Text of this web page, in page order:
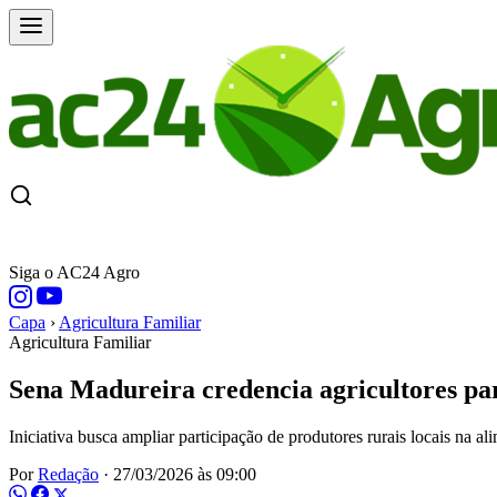
Siga o AC24 Agro
Capa › Agricultura Familiar
Agricultura Familiar
Sena Madureira credencia agricultores
Iniciativa busca ampliar participação de produtores rurais locais na
PorRedação · 27/03/2026 às 09:00